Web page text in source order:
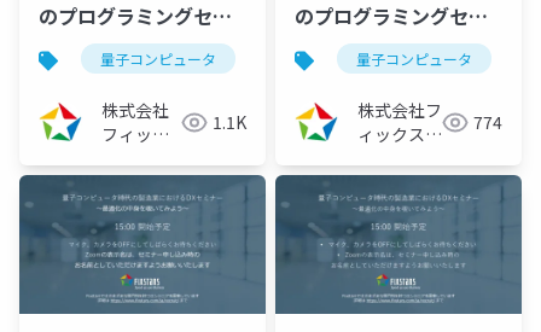
のプログラミングセミ
ナー ～Fixstars
Amplifyで実装するシ
フト最適化～
（2023/01/19）
量子コンピュータ 量子アニーリング イジングマ
株式会社
フィック
1.1K
のプログラミングセミ
ナー ～Fixstars
Amplifyで実装する経
路最適化～
（2022/12/22）
量子コンピュータ
株式会社フ
ィックスタ
774